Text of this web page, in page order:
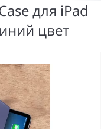
для iPad
цвет